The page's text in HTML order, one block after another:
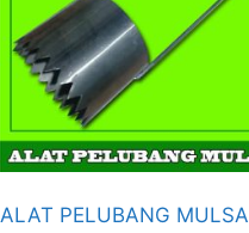
ALAT PELUBANG MULSA